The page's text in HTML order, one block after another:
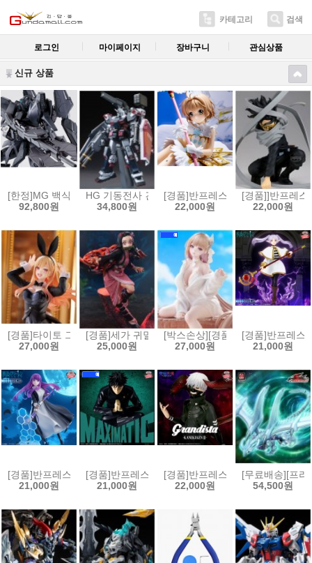
카테고리 검색
로그인 마이페이지 장바구니 관심상품
신규 상품
[한정]MG 백식 크래쉬 괴[4573102556288]
92,800원
HG 기동전사 건담 썬더볼트 1/144 풀아머 건담
34,800원
[경품]반프레스토 카드캡터 사쿠
22,000원
[경품]]반프레
22,000원
[경품]타이토 그 비스크 돌은 사랑을 한다 T-most 피규어 키타가와 마
27,000원
[경품]세가 귀멸의 칼날 Xross Link 피규어 카마도
25,000원
[박스손상][경품]후류 누들스토퍼
27,000원
[경품]반프레스
21,000원
[경품]반프레스토 장송의 프리렌 EFFECTREME 페른
21,000원
[경품]반프레스토 주술회전 MAXIMATIC 피규어 후
21,000원
[경품]반프레스토 그란디스타 도
22,000원
[무료배송][프라
54,500원